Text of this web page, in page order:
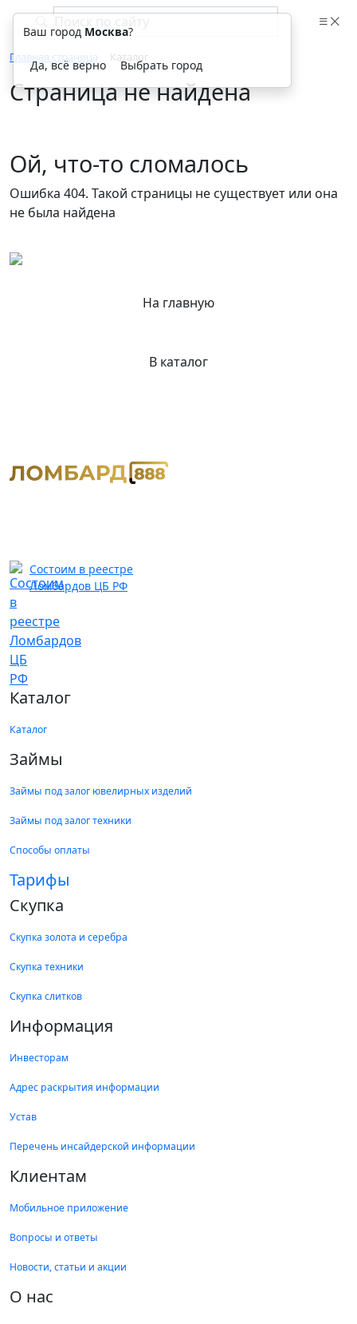
Главная страница Каталог
Страница не найдена
Ой, что-то сломалось
Ошибка 404. Такой страницы не существует или она
не была найдена
На главную
В каталог
Состоим в реестре
Ломбардов ЦБ РФ
Каталог
Каталог
Займы
Займы под залог ювелирных изделий
Займы под залог техники
Способы оплаты
Тарифы
Скупка
Скупка золота и серебра
Скупка техники
Скупка слитков
Информация
Инвесторам
Адрес раскрытия информации
Устав
Перечень инсайдерской информации
Клиентам
Мобильное приложение
Вопросы и ответы
Новости, статьи и акции
О нас
Ваш город Москва?
Да, всё верно Выбрать город